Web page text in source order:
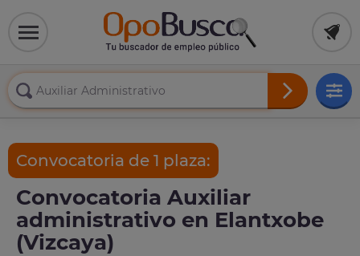
Convocatoria de 1 plaza:
Convocatoria Auxiliar
administrativo en Elantxobe
(Vizcaya)